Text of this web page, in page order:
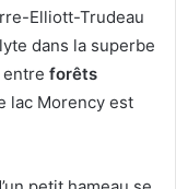
Elliott-Trudeau
dans la superbe
forêts
lac Morency est